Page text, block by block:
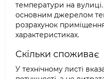
температури на
основним джерелом
розрахунок
характеристиках.
Скільки споживає
У технічному листі